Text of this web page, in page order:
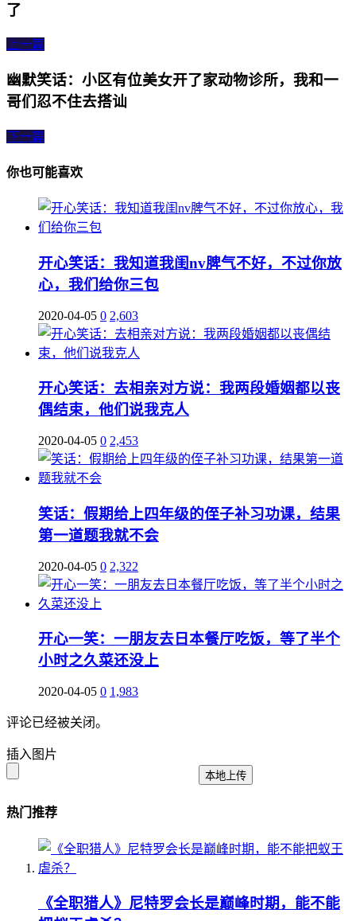
了
上一篇
幽默笑话：小区有位美女开了家动物诊所，我和一
哥们忍不住去搭讪
下一篇
你也可能喜欢
开心笑话：我知道我闺nv脾气不好，不过你放
心，我们给你三包
2020-04-05 0 2,603
开心笑话：去相亲对方说：我两段婚姻都以丧
偶结束，他们说我克人
2020-04-05 0 2,453
笑话：假期给上四年级的侄子补习功课，结果
第一道题我就不会
2020-04-05 0 2,322
开心一笑：一朋友去日本餐厅吃饭，等了半个
小时之久菜还没上
2020-04-05 0 1,983
评论已经被关闭。
插入图片
本地上传
热门推荐
《全职猎人》尼特罗会长是巅峰时期，能不能